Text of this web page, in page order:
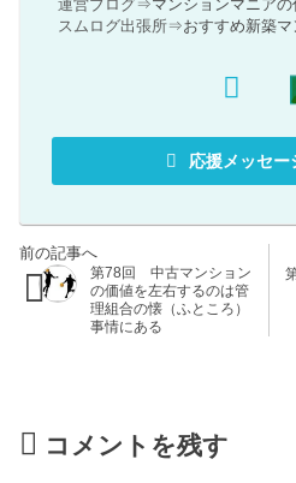
運営ブログ⇒マンションマニア
スムログ出張所⇒おすすめ新築
応援メッセー
第78回 中古マンション
の価値を左右するのは管
理組合の懐（ふところ）
事情にある
コメントを残す